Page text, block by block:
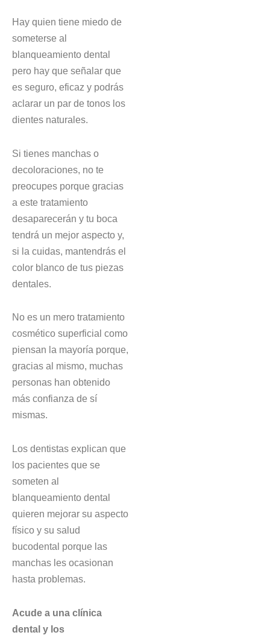
Hay quien tiene miedo de
someterse al
blanqueamiento dental
pero hay que señalar que
es seguro, eficaz y podrás
aclarar un par de tonos los
dientes naturales.
Si tienes manchas o
decoloraciones, no te
preocupes porque gracias
a este tratamiento
desaparecerán y tu boca
tendrá un mejor aspecto y,
si la cuidas, mantendrás el
color blanco de tus piezas
dentales.
No es un mero tratamiento
cosmético superficial como
piensan la mayoría porque,
gracias al mismo, muchas
personas han obtenido
más confianza de sí
mismas.
Los dentistas explican que
los pacientes que se
someten al
blanqueamiento dental
quieren mejorar su aspecto
físico y su salud
bucodental porque las
manchas les ocasionan
hasta problemas.
Acude a una clínica
dental y los